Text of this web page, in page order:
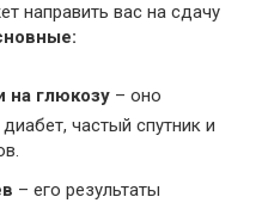
направить вас на сдачу
на глюкозу – оно
частый спутник и
– его результаты